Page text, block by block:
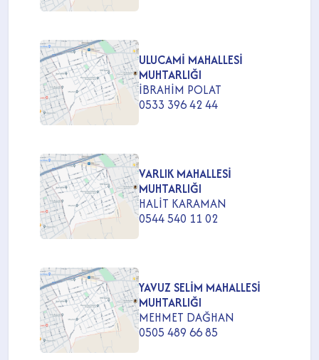
ULUCAMİ MAHALLESİ
MUHTARLIĞI
İBRAHİM POLAT
0533 396 42 44
VARLIK MAHALLESİ
MUHTARLIĞI
HALİT KARAMAN
0544 540 11 02
YAVUZ SELİM MAHALLESİ
MUHTARLIĞI
MEHMET DAĞHAN
0505 489 66 85